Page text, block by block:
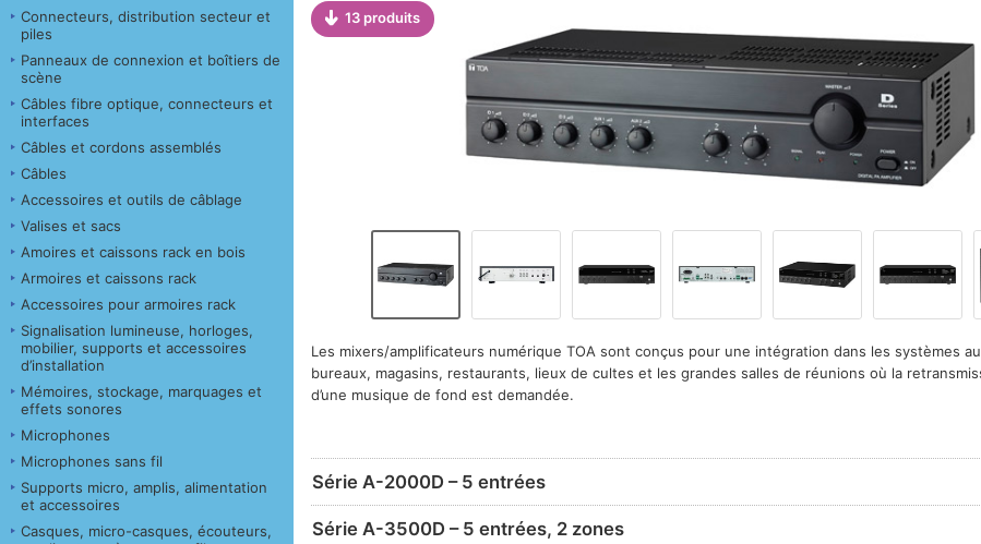
Connecteurs, distribution secteur et
piles
Panneaux de connexion et boîtiers de
scène
Câbles fibre optique, connecteurs et
interfaces
Câbles et cordons assemblés
Câbles
Accessoires et outils de câblage
Valises et sacs
Amoires et caissons rack en bois
Armoires et caissons rack
Accessoires pour armoires rack
Signalisation lumineuse, horloges,
mobilier, supports et accessoires
d’installation
Mémoires, stockage, marquages et
effets sonores
Microphones
Microphones sans fil
Supports micro, amplis, alimentation
et accessoires
Casques, micro-casques, écouteurs,
13 produits
Les mixers/amplificateurs numérique TOA sont conçus pour une intégration dans les systèmes
bureaux, magasins, restaurants, lieux de cultes et les grandes salles de réunions où la
d’une musique de fond est demandée.
Série A-2000D – 5 entrées
Série A-3500D – 5 entrées, 2 zones